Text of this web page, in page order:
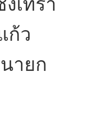
ก้ว
ายก